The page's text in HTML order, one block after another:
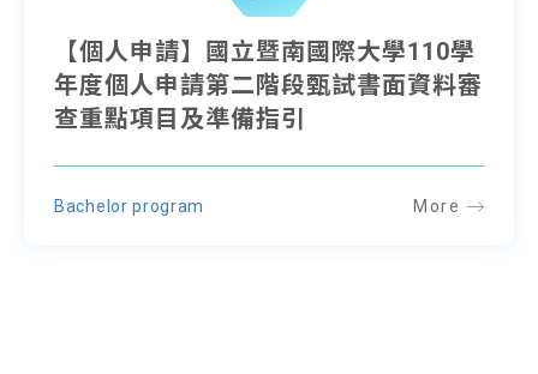
【個人申請】國立暨南國際大學110學
年度個人申請第二階段甄試書面資料審
查重點項目及準備指引
Bachelor program More